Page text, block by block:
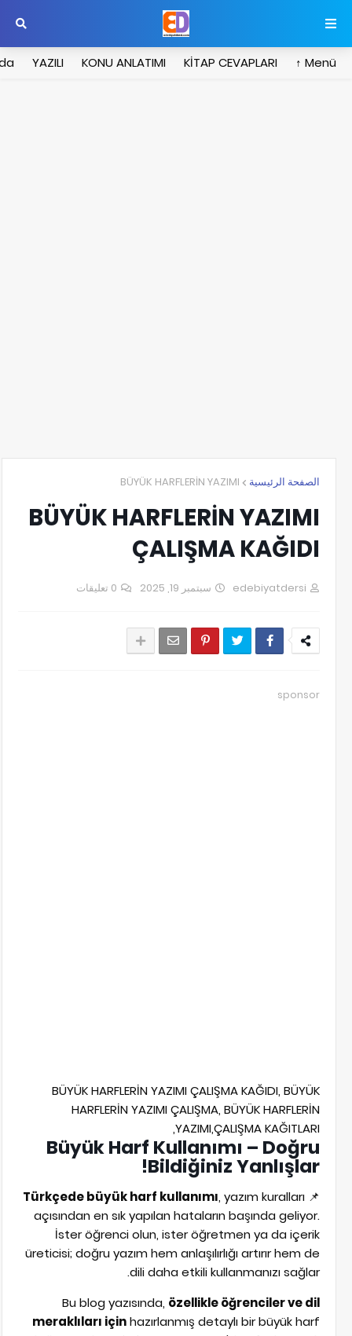
Menü ↑
KİTAP CEVAPLARI
KONU ANLATIMI
YAZILI
الصفحة الرئيسية BÜYÜK HARFLERİN YAZIMI
BÜYÜK HARFLERİN YAZIMI
ÇALIŞMA KAĞIDI
edebiyatdersi سبتمبر 19, 2025 0 تعليقات
sponsor
BÜYÜK HARFLERİN YAZIMI ÇALIŞMA KAĞIDI, BÜYÜK
HARFLERİN YAZIMI ÇALIŞMA, BÜYÜK HARFLERİN
YAZIMI,ÇALIŞMA KAĞITLARI,
Büyük Harf Kullanımı – Doğru
Bildiğiniz Yanlışlar!
📌
Türkçede büyük harf kullanımı, yazım kuralları
açısından en sık yapılan hataların başında geliyor.
İster öğrenci olun, ister öğretmen ya da içerik
üreticisi; doğru yazım hem anlaşılırlığı artırır hem de
dili daha etkili kullanmanızı sağlar.
Bu blog yazısında, özellikle öğrenciler ve dil
meraklıları içinhazırlanmış detaylı bir büyük harf